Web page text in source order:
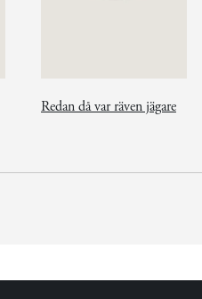
Redan då var räven jägare